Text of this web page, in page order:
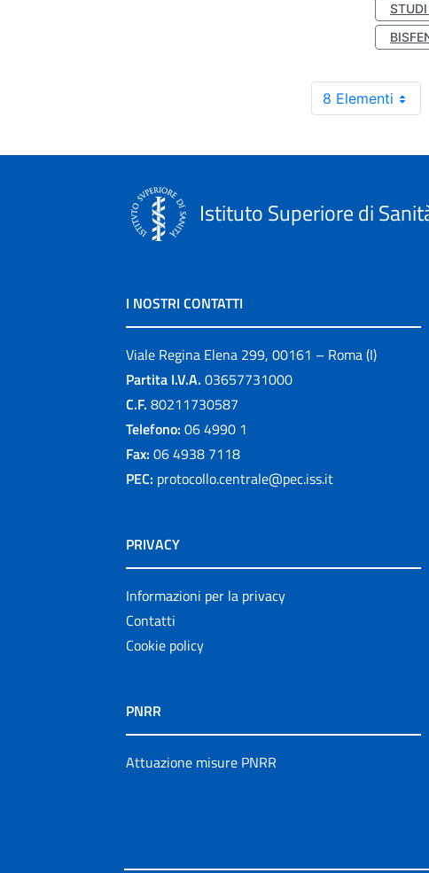
8 Elementi
Istituto Superiore di
I NOSTRI CONTATTI
Viale Regina Elena 299, 00161 – Roma (I)
Partita I.V.A. 03657731000
C.F. 80211730587
Telefono: 06 4990 1
Fax: 06 4938 7118
PEC: protocollo.centrale@pec.iss.it
PRIVACY
Informazioni per la privacy
Contatti
Cookie policy
PNRR
Attuazione misure PNRR